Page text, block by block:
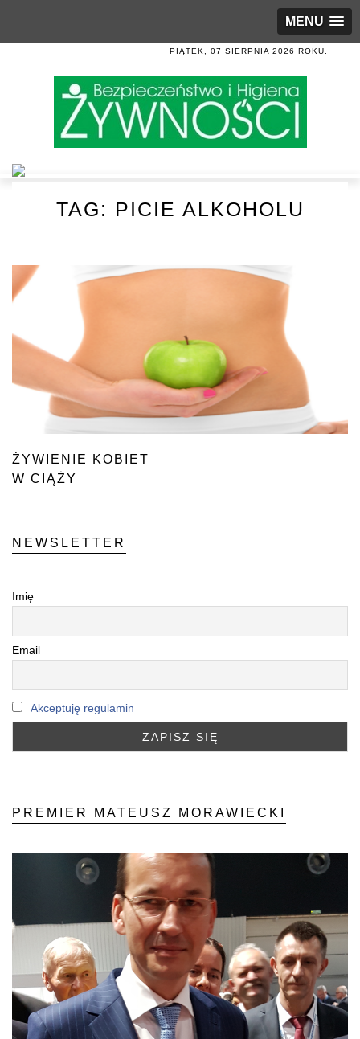
MENU
PIĄTEK, 07 SIERPNIA 2026 ROKU.
TAG: PICIE ALKOHOLU
ŻYWIENIE KOBIET
W CIĄŻY
NEWSLETTER
Imię
Email
Akceptuję regulamin
PREMIER MATEUSZ MORAWIECKI